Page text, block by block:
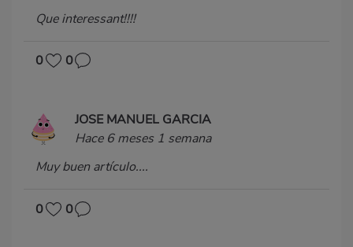
Que interessant!!!!
0 0
JOSE MANUEL GARCIA
Hace 6 meses 1 semana
Muy buen artículo....
0 0